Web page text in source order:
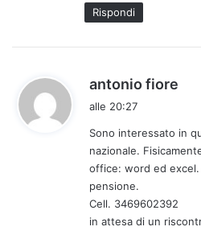
Rispondi
antonio fiore
e
t
t
alle 20:27
Sono interessato in
nazionale.
office: word ed
pensione.
Cell. 3469602392
in attesa di un